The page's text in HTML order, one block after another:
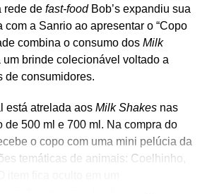
Somos Paixão Pela
#ModoCasa e incentiva
o que há de bom em
rede de fast-foodBob’s expandiu sua
com a Sanrio ao apresentar o “Copo
combina o consumo dos Milk
brinde colecionável voltado a
de consumidores.
está atrelada aos Milk Shakesnas
de 500 ml e 700 ml. Na compra do
o copo com uma mini pelúcia da
temáticas de animais: Coelhinho,